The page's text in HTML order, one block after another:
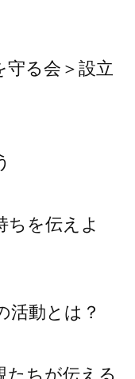
守る会＞設立
を伝えよ
活動とは？
たちが伝える